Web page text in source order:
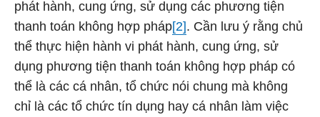
phát hành, cung ứng, sử dụng các phương tiện
thanh toán không hợp pháp[2]. Cần lưu ý rằng chủ
thể thực hiện hành vi phát hành, cung ứng, sử
dụng phương tiện thanh toán không hợp pháp có
thể là các cá nhân, tổ chức nói chung mà không
chỉ là các tổ chức tín dụng hay cá nhân làm việc